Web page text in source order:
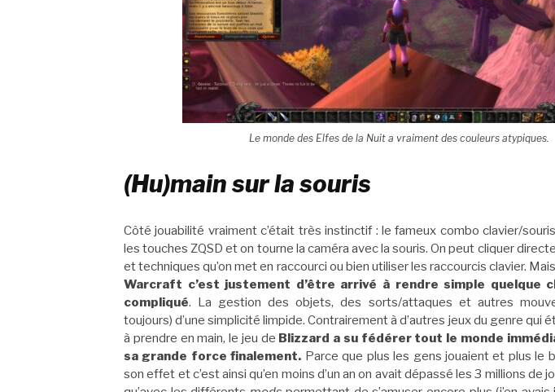
Le monde des Elfes de la Nuit a vraiment des couleurs atypiques.
(Hu)main sur la souris
Côté jouabilité vraiment c’était très instinctif : le fameux combo clavier/
les touches ZQSD et on tourne la caméra avec la souris. On peut cliquer
et techniques qu’on met en raccourci ou bien utiliser les raccourcis clavier.
Warcraft c’est justement d’être arrivé à rendre simple quelque
compliqué. La gestion des objets, des sorts/attaques et autres
toujours) d’une simplicité limpide. Contrairement à d’autres jeux du genre qui
à prendre en main, le jeu de Blizzard a su fédérer tout le monde
sa grande force finalement. Parce que plus les gens jouaient et plus le
son effet et c’est ainsi qu’en moins d’un an on avait dépassé les 3 millions de